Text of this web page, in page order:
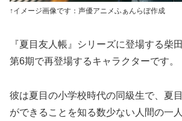
↑イメージ画像です：声優アニメふぁんらぼ作成
『夏目友人帳』シリーズに登場する柴
第6期で再登場するキャラクターです。
彼は夏目の小学校時代の同級生で、夏
ができることを知る数少ない人間の一人